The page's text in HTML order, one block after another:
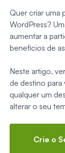
Quer criar uma
WordPress?
aumentar a
benefícios de
Neste artigo,
de destino
qualquer um
alterar o seu
Crie o